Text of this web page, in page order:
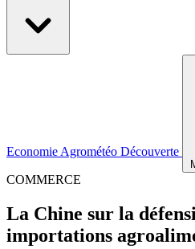
Economie Agrométéo Découverte
COMMERCE
La Chine sur la
importations